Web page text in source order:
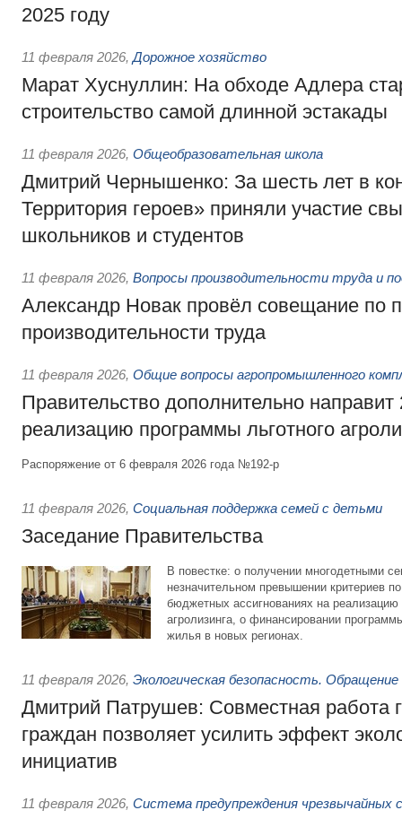
2025 году
11 февраля 2026, Дорожное хозяйство
Марат Хуснуллин: На обходе Адлера
строительство самой длинной эстакады
11 февраля 2026, Общеобразовательная школа
Дмитрий Чернышенко: За шесть лет в
Территория героев» приняли участие
школьников и студентов
11 февраля 2026, Вопросы производительности труда и
Александр Новак провёл совещание по
производительности труда
11 февраля 2026, Общие вопросы агропромышленного
Правительство дополнительно
реализацию программы льготного
Распоряжение от 6 февраля 2026 года №192-р
11 февраля 2026, Социальная поддержка семей с детьми
Заседание Правительства
В повестке: о получении многодетными
незначительном превышении критериев
бюджетных ассигнованиях на реализацию
агролизинга, о финансировании
жилья в новых регионах.
11 февраля 2026, Экологическая безопасность.
Дмитрий Патрушев: Совместная работа
граждан позволяет усилить эффект
инициатив
11 февраля 2026, Система предупреждения чрезвычайных